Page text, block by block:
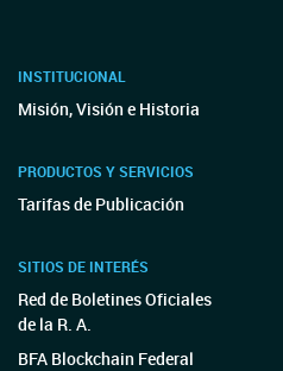
INSTITUCIONAL
Misión, Visión e Historia
PRODUCTOS Y SERVICIOS
Tarifas de Publicación
SITIOS DE INTERÉS
Red de Boletines Oficiales
de la R. A.
BFA Blockchain Federal